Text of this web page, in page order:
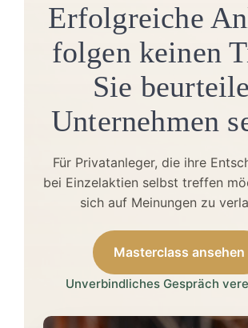
Erfolgreiche
folgen keinen
Sie
Unternehmen
Für Privatanleger, die ihre
bei Einzelaktien selbst treffen
sich auf Meinungen zu
Masterclass ansehen
Unverbindliches Gespräch